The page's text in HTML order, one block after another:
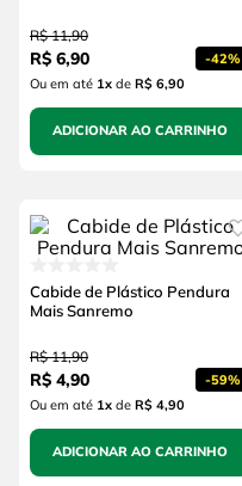
R$ 11,90
R$ 6,90 -42%
Ou em até 1xde R$ 6,90
ADICIONAR AO CARRINHO
Cabide de Plástico Pendura
Mais Sanremo
R$ 11,90
R$ 4,90 -59%
Ou em até 1xde R$ 4,90
ADICIONAR AO CARRINHO